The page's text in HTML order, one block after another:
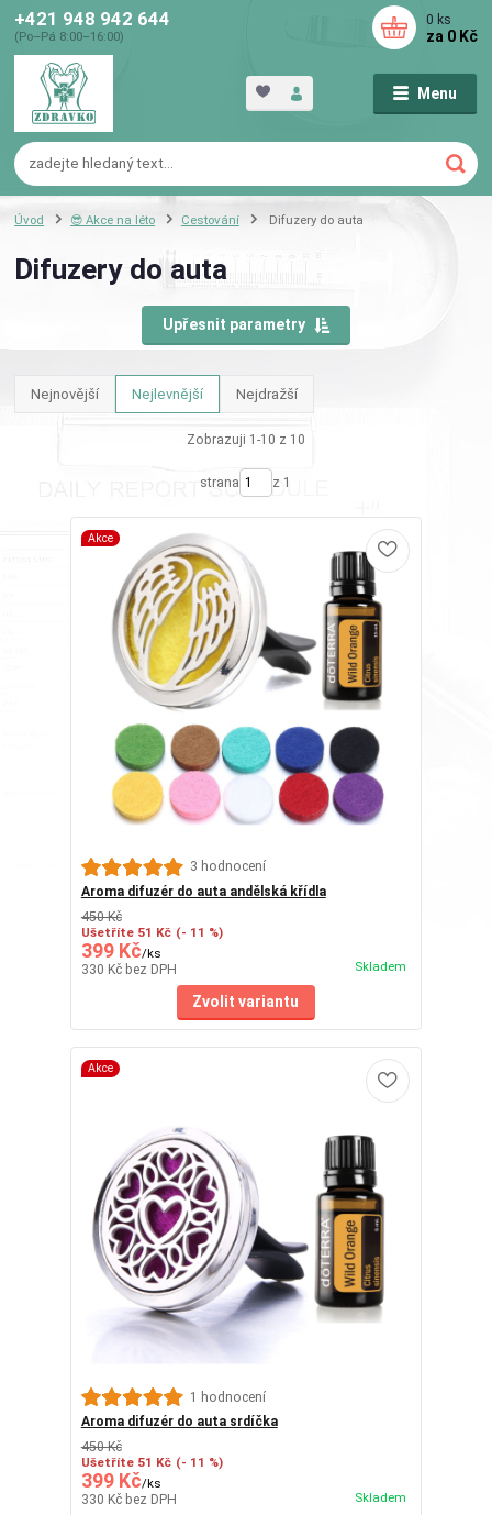
Menu
+421 948 942 644
(Po–Pá 8:00–16:00)
0 ks
za 0 Kč
Úvod 😎 Akce na léto Cestování Difuzery do auta
Difuzery do auta
Upřesnit parametry
Nejnovější Nejlevnější Nejdražší
Zobrazuji 1-10 z 10
strana z 1
Akce
3 hodnocení
Aroma difuzér do auta andělská křídla
450 Kč
Ušetříte 51 Kč (- 11 %)
399 Kč/ks
330 Kč bez DPH Skladem
Zvolit variantu
Akce
1 hodnocení
Aroma difuzér do auta srdíčka
450 Kč
Ušetříte 51 Kč (- 11 %)
399 Kč/ks
330 Kč bez DPH Skladem